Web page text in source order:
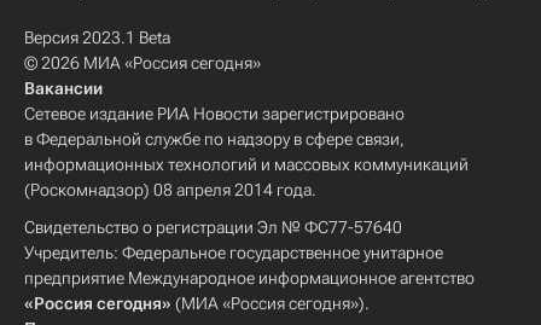
Версия 2023.1 Beta
© 2026 МИА «Россия сегодня»
Вакансии
Сетевое издание РИА Новости зарегистрировано
в Федеральной службе по надзору в сфере связи,
информационных технологий и массовых коммуникаций
(Роскомнадзор) 08 апреля 2014 года.
Свидетельство о регистрации Эл № ФС77-57640
Учредитель: Федеральное государственное унитарное
предприятие Международное информационное агентство
«Россия сегодня» (МИА «Россия сегодня»).